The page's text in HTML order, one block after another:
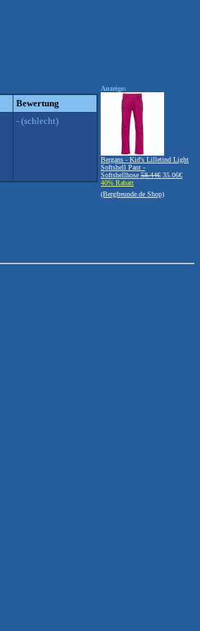
Bewertung
- (schlecht)
Anzeige:
Bergans - Kid's Lilletind Light
Softshell Pant -
Softshellhose 58.44€ 35.06€
40% Rabatt
(Bergfreunde.de Shop)